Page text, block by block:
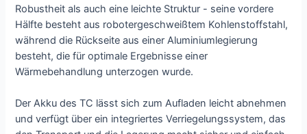
Robustheit als auch eine leichte Struktur - seine vordere
Hälfte besteht aus robotergeschweißtem Kohlenstoffstahl,
während die Rückseite aus einer Aluminiumlegierung
besteht, die für optimale Ergebnisse einer
Wärmebehandlung unterzogen wurde.
Der Akku des TC lässt sich zum Aufladen leicht abnehmen
und verfügt über ein integriertes Verriegelungssystem, das